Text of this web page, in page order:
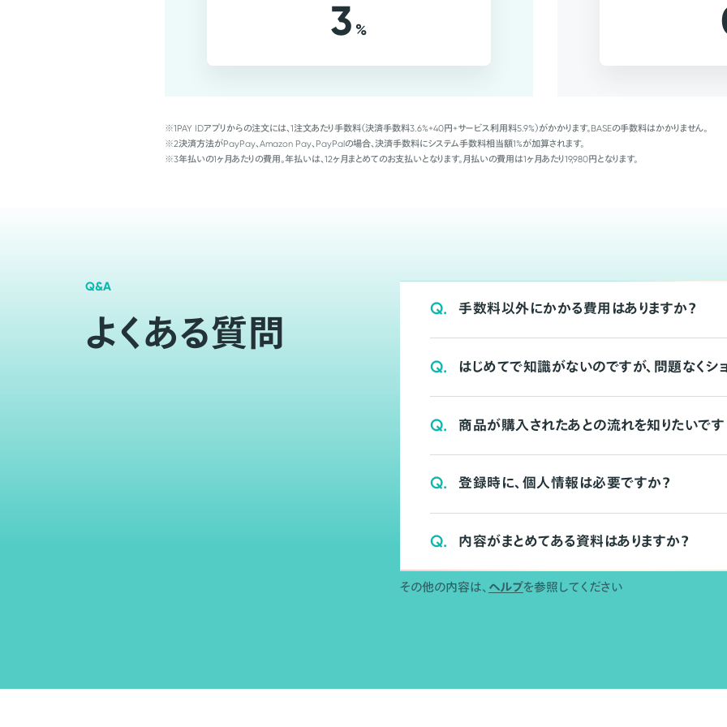
3 %
※1PAY IDアプリからの注文には、1注文あたり手数料（決済手数料3.6%+40円+サービス利用料5.9%）がかかります。BASEの手数料はかかりません。
※2決済方法がPayPay、Amazon Pay、PayPalの場合、決済手数料にシステム手数料相当額1%が加算されます。
※3年払いの1ヶ月あたりの費用。年払いは、12ヶ月まとめてのお支払いとなります。月払いの費用は1ヶ月あたり19,980円となります。
Q&A
よくある質問
Q. 手数料以外にかかる費用はありますか？
Q. はじめてで知識がないのですが、問題なくシ
Q. 商品が購入されたあとの流れを知りたいです
Q. 登録時に、個人情報は必要ですか？
Q. 内容がまとめてある資料はありますか？
その他の内容は、 ヘルプを参照してください